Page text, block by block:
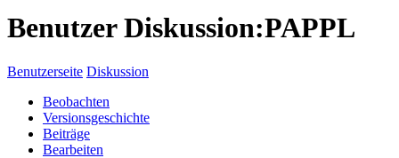
Benutzer Diskussion:PAPPL
Benutzerseite Diskussion
Beobachten
Versionsgeschichte
Beiträge
Bearbeiten